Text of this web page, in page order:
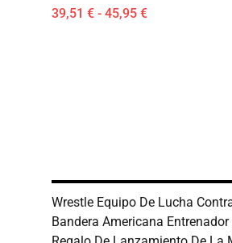
39,51 € - 45,95 €
Wrestle Equipo De Lucha
Bandera Americana Entrenador